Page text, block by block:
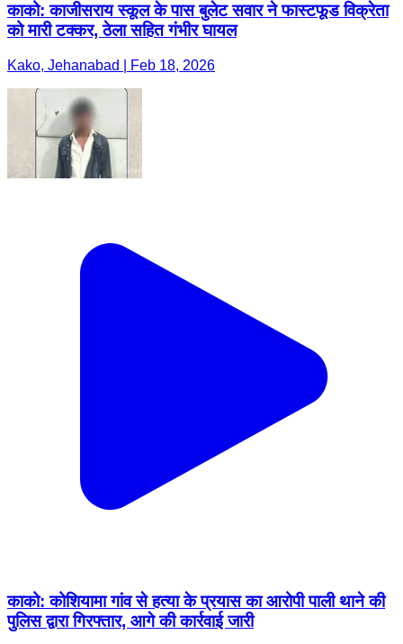
काको: काजीसराय स्कूल के पास बुलेट सवार ने फास्टफूड विक्रेता
को मारी टक्कर, ठेला सहित गंभीर घायल
Kako, Jehanabad | Feb 18, 2026
काको: कोशियामा गांव से हत्या के प्रयास का आरोपी पाली थाने की
पुलिस द्वारा गिरफ्तार, आगे की कार्रवाई जारी